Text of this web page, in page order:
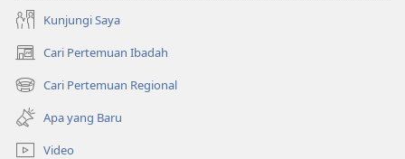
Kunjungi Saya
Cari Pertemuan Ibadah
(terbuka
di
window
baru)
Cari Pertemuan Regional
(terbuka
di
window
baru)
Apa yang Baru
Video